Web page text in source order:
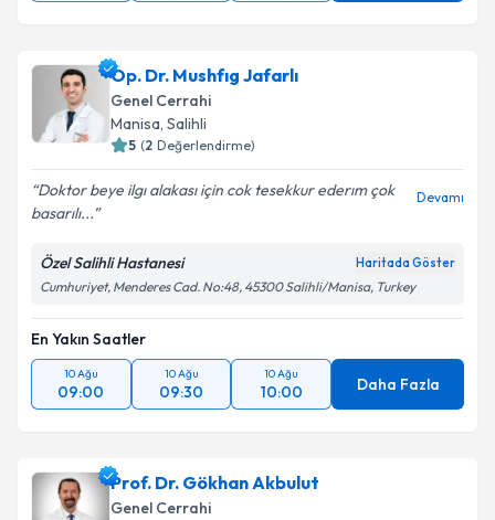
Op. Dr. Mushfıg Jafarlı
Genel Cerrahi
Manisa, Salihli
5 (2 Değerlendirme)
Doktor beye ilgı alakası için cok tesekkur ederım çok
basarılı...
Devamı
Özel Salihli Hastanesi Haritada Göster
Cumhuriyet, Menderes Cad. No:48, 45300 Salihli/Manisa, Turkey
En Yakın Saatler
10 Ağu
09:00
10 Ağu
09:30
10 Ağu
10:00 Daha Fazla
Prof. Dr. Gökhan Akbulut
Genel Cerrahi